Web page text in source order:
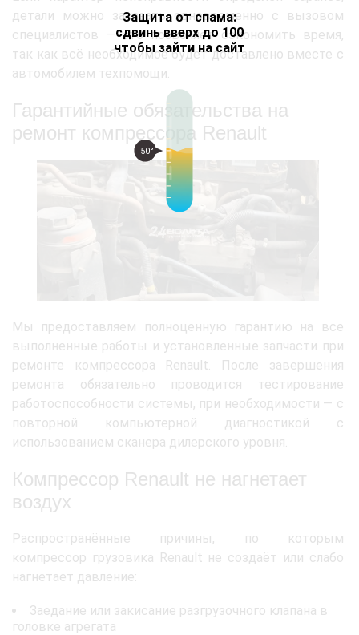
Защита от спама:
сдвинь вверх до 100
чтобы зайти на сайт
50°
детали можно заказать одновременно с вызовом
специалистов — это позволяет сэкономить время,
так как всё необходимое будет доставлено вместе с
автомобилем техпомощи.
Гарантийные обязательства на
ремонт компрессора Renault
Мы предоставляем полноценную гарантию на все
выполненные работы и установленные запчасти при
ремонте компрессора Renault. После завершения
ремонта обязательно проводится тестирование
работоспособности системы, при необходимости — с
повторной компьютерной диагностикой с
использованием сканера дилерского уровня.
Компрессор Renault не нагнетает
воздух
Распространённые причины, по которым
компрессор грузовика Renault не создаёт или слабо
нагнетает давление:
Заедание или закисание разгрузочного клапана в
головке агрегата